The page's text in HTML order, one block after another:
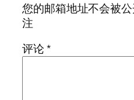
您的邮箱地址不会被公
注
评论*